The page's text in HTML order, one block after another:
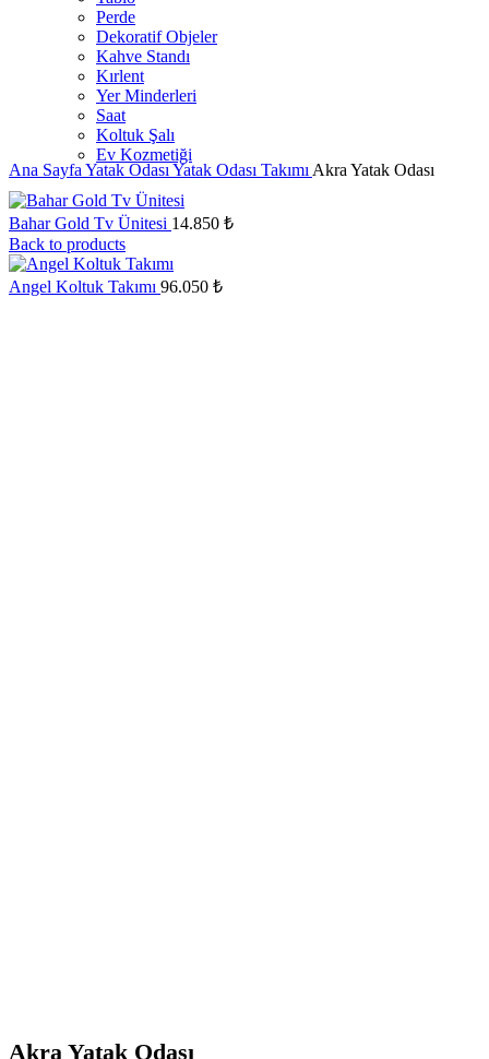
Perde
Dekoratif Objeler
Kahve Standı
Kırlent
Yer Minderleri
Saat
Koltuk Şalı
Ev Kozmetiği
Ana Sayfa Yatak Odası Yatak Odası Takımı Akra Yatak Odası
Bahar Gold Tv Ünitesi 14.850 ₺
Back to products
Angel Koltuk Takımı 96.050 ₺
Akra Yatak Odası